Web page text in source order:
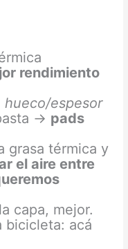
rendimiento
hueco/espesor
→ pads
grasa térmica y
el aire entre
capa, mejor.
bicicleta: acá